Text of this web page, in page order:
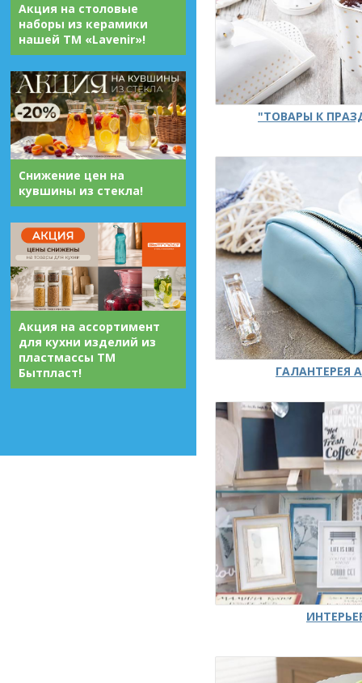
Акция на столовые
наборы из керамики
нашей ТМ «Lavenir»!
Снижение цен на
кувшины из стекла!
Акция на ассортимент
для кухни изделий из
пластмассы ТМ
Бытпласт!
"ТОВАРЫ К
ГАЛАНТЕРЕЯ